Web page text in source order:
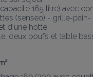
165 litre) avec
(senseo) - grille-
d'une hotte
deux poufs et table
²